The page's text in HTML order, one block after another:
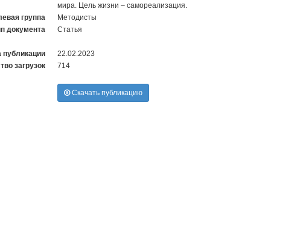
мира. Цель жизни – самореализация.
группа
Методисты
документа
Статья
публикации
22.02.2023
загрузок
714
Скачать публикацию